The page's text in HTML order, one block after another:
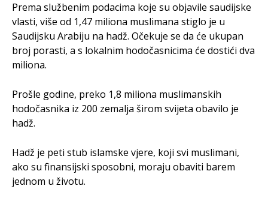
Prema službenim podacima koje su objavile saudijske
vlasti, više od 1,47 miliona muslimana stiglo je u
Saudijsku Arabiju na hadž. Očekuje se da će ukupan
broj porasti, a s lokalnim hodočasnicima će dostići dva
miliona.
Prošle godine, preko 1,8 miliona muslimanskih
hodočasnika iz 200 zemalja širom svijeta obavilo je
hadž.
Hadž je peti stub islamske vjere, koji svi muslimani,
ako su finansijski sposobni, moraju obaviti barem
jednom u životu.